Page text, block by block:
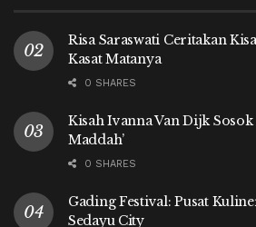
Risa Saraswati Ceritakan
Kasat Matanya
0 SHARES
Kisah Ivanna Van Dijk
Maddah’
0 SHARES
Gading Festival: Pusat
Sedayu City